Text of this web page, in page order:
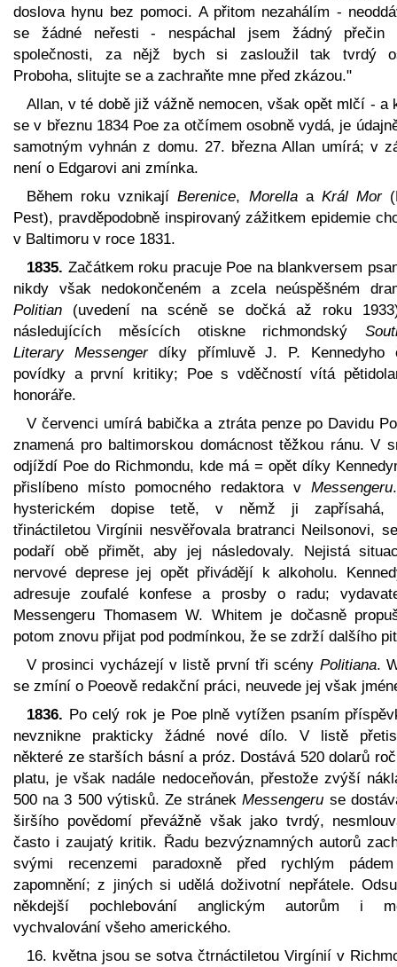
doslova hynu bez pomoci. A přitom nezahálím -
se žádné neřesti - nespáchal jsem žádný přečin
společnosti, za nějž bych si zasloužil tak tvrdý
Proboha, slitujte se a zachraňte mne před zkázou."
Allan, v té době již vážně nemocen, však opět mlčí - a
se v březnu 1834 Poe za otčímem osobně vydá, je
samotným vyhnán z domu. 27. března Allan umírá; v
není o Edgarovi ani zmínka.
Během roku vznikajíBerenice, Morellaa Král Mor
Pest), pravděpodobně inspirovaný zážitkem epidemie
v Baltimoru v roce 1831.
1835. Začátkem roku pracuje Poe na blankversem
nikdy však nedokončeném a zcela neúspěšném
Politian (uvedení na scéně se dočká až roku
následujících měsících otiskne richmondský
Literary Messengerdíky přímluvě J. P. Kennedyho
povídky a první kritiky; Poe s vděčností vítá
honoráře.
V červenci umírá babička a ztráta penze po Davidu
znamená pro baltimorskou domácnost těžkou ránu. V
odjíždí Poe do Richmondu, kde má = opět díky
přislíbeno místo pomocného redaktora v Messengeru
hysterickém dopise tetě, v němž ji zapřísahá,
třináctiletou Virgínii nesvěřovala bratranci Neilsonovi,
podaří obě přimět, aby jej následovaly. Nejistá
nervové deprese jej opět přivádějí k alkoholu.
adresuje zoufalé konfese a prosby o radu;
Messengeru Thomasem W. Whitem je dočasně
potom znovu přijat pod podmínkou, že se zdrží dalšího
V prosinci vycházejí v listě první tři scény Politiana.
se zmíní o Poeově redakční práci, neuvede jej však
1836. Po celý rok je Poe plně vytížen psaním
nevznikne prakticky žádné nové dílo. V listě
některé ze starších básní a próz. Dostává 520 dolarů
platu, je však nadále nedoceňován, přestože zvýší
500 na 3 500 výtisků. Ze stránekMessengeru se
širšího povědomí převážně však jako tvrdý,
často i zaujatý kritik. Řadu bezvýznamných autorů
svými recenzemi paradoxně před rychlým
zapomnění; z jiných si udělá doživotní nepřátele.
někdejší pochlebování anglickým autorům i
vychvalování všeho amerického.
16. května jsou se sotva čtrnáctiletou Virgínií v